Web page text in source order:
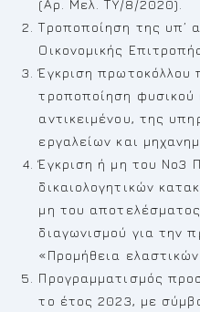
(Αρ. Μελ. ΤΥ/8/2020).
Τροποποίηση της υπ’
Οικονομικής
Έγκριση
τροποποίηση φυσικού
αντικειμένου, της
εργαλείων και
Έγκριση ή μη του Νο3
δικαιολογητικών
μη του
διαγωνισμού για την
«Προμήθεια
Προγραμματισμός
το έτος 2023, με